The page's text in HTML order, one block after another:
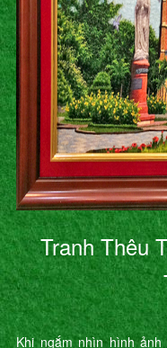
Tranh Thêu
Khi ngắm nhìn hình